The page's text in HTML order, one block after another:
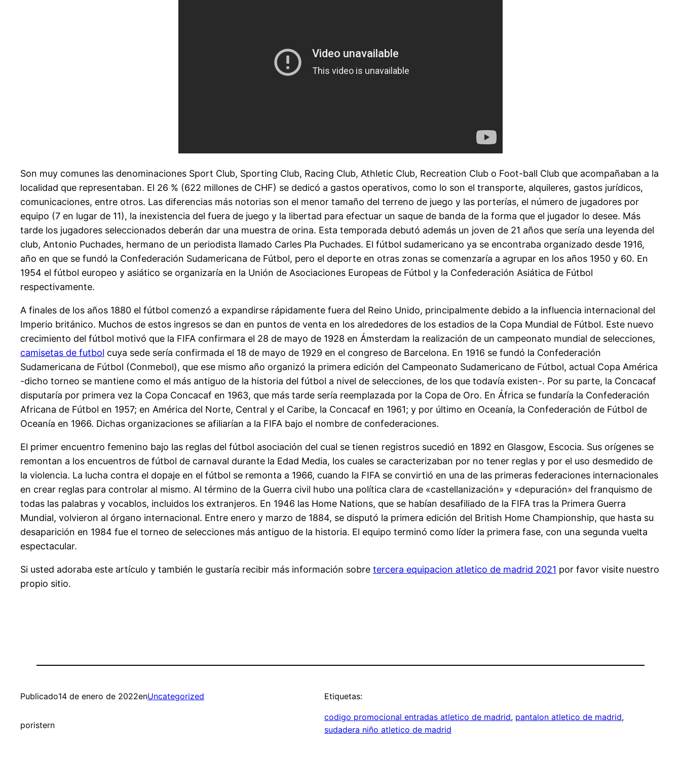
Son muy comunes las denominaciones Sport Club, Sporting Club, Racing Club, Athletic Club, Recreation Club o Foot-ball Club que acompañaban a la
localidad que representaban. El 26 % (622 millones de CHF) se dedicó a gastos operativos, como lo son el transporte, alquileres, gastos jurídicos,
comunicaciones, entre otros. Las diferencias más notorias son el menor tamaño del terreno de juego y las porterías, el número de jugadores por
equipo (7 en lugar de 11), la inexistencia del fuera de juego y la libertad para efectuar un saque de banda de la forma que el jugador lo desee. Más
tarde los jugadores seleccionados deberán dar una muestra de orina. Esta temporada debutó además un joven de 21 años que sería una leyenda del
club, Antonio Puchades, hermano de un periodista llamado Carles Pla Puchades. El fútbol sudamericano ya se encontraba organizado desde 1916,
año en que se fundó la Confederación Sudamericana de Fútbol, pero el deporte en otras zonas se comenzaría a agrupar en los años 1950 y 60. En
1954 el fútbol europeo y asiático se organizaría en la Unión de Asociaciones Europeas de Fútbol y la Confederación Asiática de Fútbol
respectivamente.
A finales de los años 1880 el fútbol comenzó a expandirse rápidamente fuera del Reino Unido, principalmente debido a la influencia internacional del
Imperio británico. Muchos de estos ingresos se dan en puntos de venta en los alrededores de los estadios de la Copa Mundial de Fútbol. Este nuevo
crecimiento del fútbol motivó que la FIFA confirmara el 28 de mayo de 1928 en Ámsterdam la realización de un campeonato mundial de selecciones,
camisetas de futbol cuya sede sería confirmada el 18 de mayo de 1929 en el congreso de Barcelona. En 1916 se fundó la Confederación
Sudamericana de Fútbol (Conmebol), que ese mismo año organizó la primera edición del Campeonato Sudamericano de Fútbol, actual Copa América
-dicho torneo se mantiene como el más antiguo de la historia del fútbol a nivel de selecciones, de los que todavía existen-. Por su parte, la Concacaf
disputaría por primera vez la Copa Concacaf en 1963, que más tarde sería reemplazada por la Copa de Oro. En África se fundaría la Confederación
Africana de Fútbol en 1957; en América del Norte, Central y el Caribe, la Concacaf en 1961; y por último en Oceanía, la Confederación de Fútbol de
Oceanía en 1966. Dichas organizaciones se afiliarían a la FIFA bajo el nombre de confederaciones.
El primer encuentro femenino bajo las reglas del fútbol asociación del cual se tienen registros sucedió en 1892 en Glasgow, Escocia. Sus orígenes se
remontan a los encuentros de fútbol de carnaval durante la Edad Media, los cuales se caracterizaban por no tener reglas y por el uso desmedido de
la violencia. La lucha contra el dopaje en el fútbol se remonta a 1966, cuando la FIFA se convirtió en una de las primeras federaciones internacionales
en crear reglas para controlar al mismo. Al término de la Guerra civil hubo una política clara de «castellanización» y «depuración» del franquismo de
todas las palabras y vocablos, incluidos los extranjeros. En 1946 las Home Nations, que se habían desafiliado de la FIFA tras la Primera Guerra
Mundial, volvieron al órgano internacional. Entre enero y marzo de 1884, se disputó la primera edición del British Home Championship, que hasta su
desaparición en 1984 fue el torneo de selecciones más antiguo de la historia. El equipo terminó como líder la primera fase, con una segunda vuelta
espectacular.
Si usted adoraba este artículo y también le gustaría recibir más información sobre tercera equipacion atletico de madrid 2021 por favor visite nuestro
propio sitio.
Publicado14 de enero de 2022enUncategorized
poristern
Etiquetas:
codigo promocional entradas atletico de madrid, pantalon atletico de madrid
sudadera niño atletico de madrid